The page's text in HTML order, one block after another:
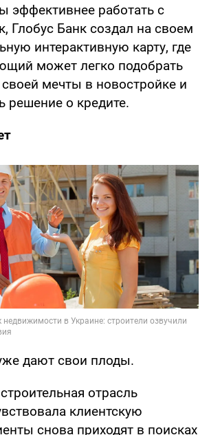
эффективнее работать с
Глобус Банк создал на своем
интерактивную карту, где
может легко подобрать
своей мечты в новостройке и
решение о кредите.
дают свои плоды.
отрасль
клиентскую
снова приходят в поисках